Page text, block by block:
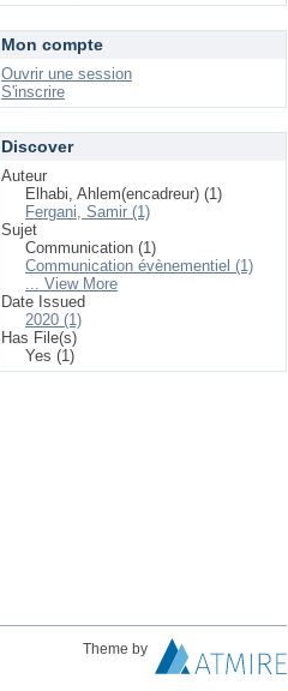
Mon compte
Ouvrir une session
S'inscrire
Discover
Auteur
Elhabi, Ahlem(encadreur) (1)
Fergani, Samir (1)
Sujet
Communication (1)
Communication évènementiel (1)
... View More
Date Issued
2020 (1)
Has File(s)
Yes (1)
Theme by